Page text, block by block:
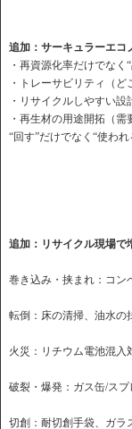
追加：サーキュラーエコ
・再資源化率だけでなく
・トレーサビリティ（ど
・リサイクルしやすい
・再生材の用途開拓（需
“回す”だけでなく“使わ
追加：リサイクル現場で
巻き込み・挟まれ：コン
転倒：床の清掃、油水の
火災：リチウム電池混入
破裂・爆発：ガス缶/ス
切創：耐切創手袋、ガラ